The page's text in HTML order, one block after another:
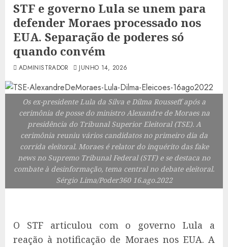
STF e governo Lula se unem para
defender Moraes processado nos
EUA. Separação de poderes só
quando convém
ADMINISTRADOR JUNHO 14, 2026
Os ex-presidente Lula da Silva e Dilma Rousseff após a
cerimônia de posse do ministro Alexandre de Moraes na
presidência do Tribunal Superior Eleitoral (TSE). A
cerimônia reuniu vários candidatos no primeiro dia da
corrida eleitoral. Moraes é relator do inquérito das fake
news no Supremo Tribunal Federal (STF) e se destaca no
combate à desinformação, tema central no debate eleitoral.
Sérgio Lima/Poder360 16.ago.2022
O STF articulou com o governo Lula a
reação à notificação de Moraes nos EUA. A